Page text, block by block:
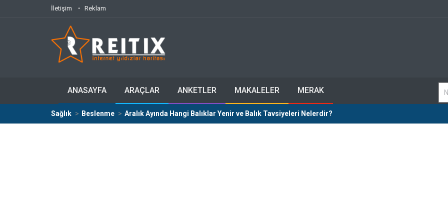
İletişim Reklam
ANASAYFA ARAÇLAR ANKETLER MAKALELER MERAK
Sağlık Beslenme Aralık Ayında Hangi Balıklar Yenir ve Balık Tavsiyeleri Nelerdir?